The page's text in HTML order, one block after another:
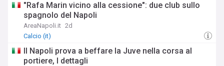
"Rafa Marin vicino alla cessione": due club sullo
spagnolo del Napoli
AreaNapoli.it 2d
Calcio (it)
Il Napoli prova a beffare la Juve nella corsa al
portiere, I dettagli